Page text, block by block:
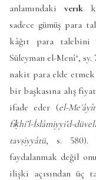
anlamındaki verık
sadece gümüş para
kâğıt para
Süleyman el-Menî‘,
nakit para elde etmek
bir başkasına alış
ifade eder (el-
fıḳhi’l-İslâmiyyi’d-düvelî
tavṣiyyâtü, s. 580).
faydalanmak değil
ilişki açısından üç